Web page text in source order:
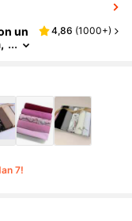
un
4,86 (1000+)
7!